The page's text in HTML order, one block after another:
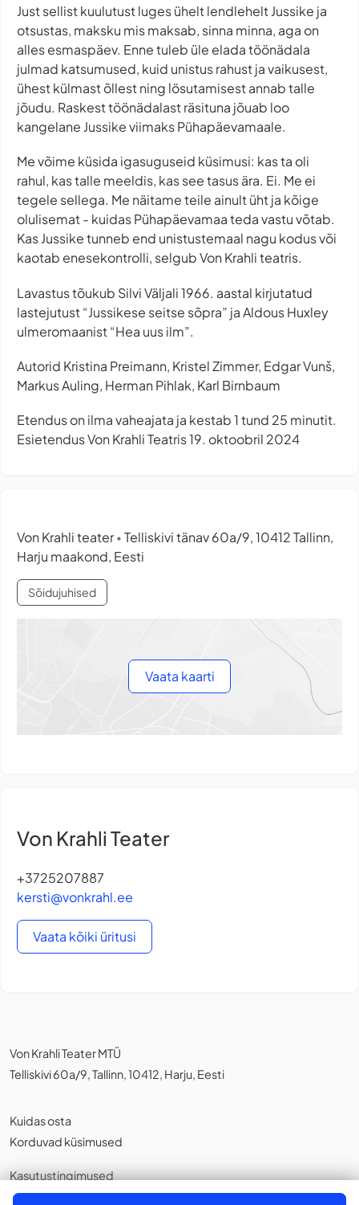
Just sellist kuulutust luges ühelt lendlehelt Jussike ja
otsustas, maksku mis maksab, sinna minna, aga on
alles esmaspäev. Enne tuleb üle elada töönädala
julmad katsumused, kuid unistus rahust ja vaikusest,
ühest külmast õllest ning lösutamisest annab talle
jõudu. Raskest töönädalast räsituna jõuab loo
kangelane Jussike viimaks Pühapäevamaale.
Me võime küsida igasuguseid küsimusi: kas ta oli
rahul, kas talle meeldis, kas see tasus ära. Ei. Me ei
tegele sellega. Me näitame teile ainult üht ja kõige
olulisemat - kuidas Pühapäevamaa teda vastu võtab.
Kas Jussike tunneb end unistustemaal nagu kodus või
kaotab enesekontrolli, selgub Von Krahli teatris.
Lavastus tõukub Silvi Väljali 1966. aastal kirjutatud
lastejutust “Jussikese seitse sõpra” ja Aldous Huxley
ulmeromaanist “Hea uus ilm”.
Autorid Kristina Preimann, Kristel Zimmer, Edgar Vunš,
Markus Auling, Herman Pihlak, Karl Birnbaum
Etendus on ilma vaheajata ja kestab 1 tund 25 minutit.
Esietendus Von Krahli Teatris 19. oktoobril 2024
Von Krahli teater• Telliskivi tänav 60a/9, 10412 Tallinn,
Harju maakond, Eesti
Sõidujuhised
Vaata kaarti
Von Krahli Teater
+3725207887
kersti@vonkrahl.ee
Vaata kõiki üritusi
Von Krahli Teater MTÜ
Telliskivi 60a/9, Tallinn, 10412, Harju, Eesti
Kuidas osta
Korduvad küsimused
Kasutustingimused
Privaatsuspoliitika,Küpsistest